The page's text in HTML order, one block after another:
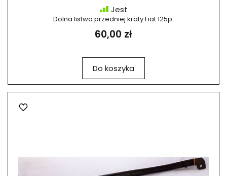
Jest
Dolna listwa przedniej kraty Fiat 125p.
60,00 zł
Do koszyka